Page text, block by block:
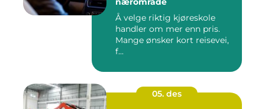
Å velge riktig kjøreskole
handler om mer enn pris.
Mange ønsker kort reisevei,
f...
05. des